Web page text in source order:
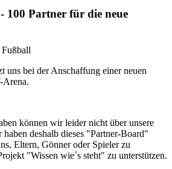
- 100 Partner für die neue
uns bei der Anschaffung einer neuen
Arena.
können wir leider nicht über unsere
deshalb dieses "Partner-Board"
Eltern, Gönner oder Spieler zu
"Wissen wie´s steht" zu unterstützen.